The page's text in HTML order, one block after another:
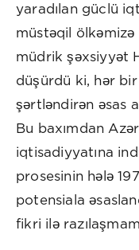
yaradılan güclü
müstəqil
müdrik şəxsiyyət
düşürdü ki, hər
şərtləndirən əsas
Bu baxımdan
iqtisadiyyatına
prosesinin hələ
potensiala
fikri ilə